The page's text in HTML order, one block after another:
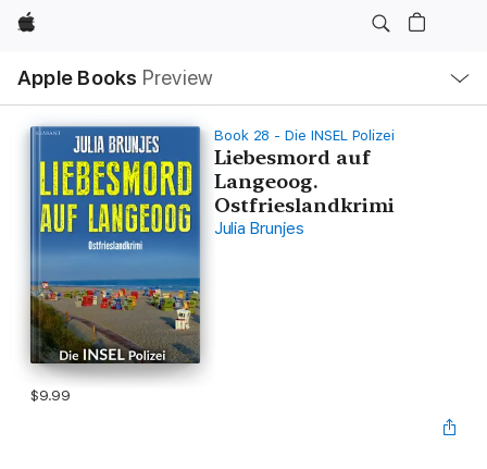
Apple
Apple Books Preview
Nav
Open
Menu
Book 28 - Die INSEL Polizei
Liebesmord auf
Langeoog.
Ostfrieslandkrimi
Julia Brunjes
$9.99